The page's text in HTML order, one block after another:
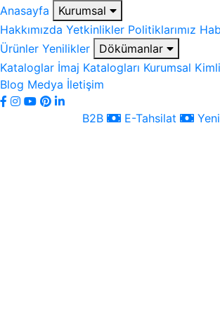
Anasayfa
Kurumsal
Hakkımızda Yetkinlikler Politiklarımız
Ürünler Yenilikler
Dökümanlar
Kataloglar İmaj Katalogları Kurumsal
Blog Medya İletişim
B2B E-Tahsilat